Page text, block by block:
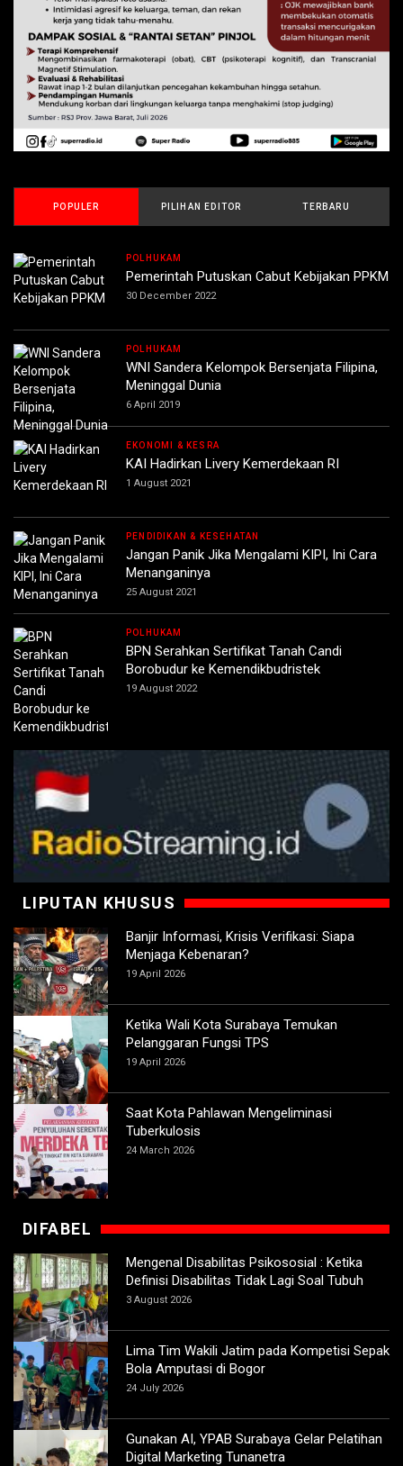
POPULER PILIHAN EDITOR TERBARU
POLHUKAM
Pemerintah Putuskan Cabut Kebijakan PPKM
30 December 2022
POLHUKAM
WNI Sandera Kelompok Bersenjata Filipina,
Meninggal Dunia
6 April 2019
EKONOMI & KESRA
KAI Hadirkan Livery Kemerdekaan RI
1 August 2021
PENDIDIKAN & KESEHATAN
Jangan Panik Jika Mengalami KIPI, Ini Cara
Menanganinya
25 August 2021
POLHUKAM
BPN Serahkan Sertifikat Tanah Candi
Borobudur ke Kemendikbudristek
19 August 2022
LIPUTAN KHUSUS
Banjir Informasi, Krisis Verifikasi: Siapa
Menjaga Kebenaran?
19 April 2026
Ketika Wali Kota Surabaya Temukan
Pelanggaran Fungsi TPS
19 April 2026
Saat Kota Pahlawan Mengeliminasi
Tuberkulosis
24 March 2026
DIFABEL
Mengenal Disabilitas Psikososial : Ketika
Definisi Disabilitas Tidak Lagi Soal Tubuh
3 August 2026
Lima Tim Wakili Jatim pada Kompetisi Sepak
Bola Amputasi di Bogor
24 July 2026
Gunakan AI, YPAB Surabaya Gelar Pelatihan
Digital Marketing Tunanetra